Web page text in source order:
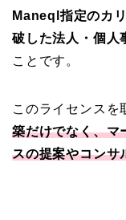
Maneql指定のカ
破した法人・個人
ことです。
このライセンスを
築だけでなく、マ
スの提案やコンサ